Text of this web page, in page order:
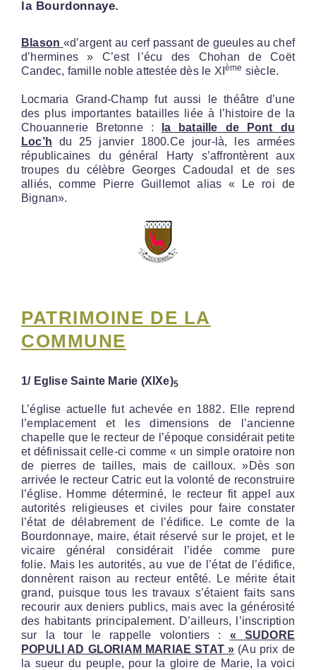
la Bourdonnaye.
Blason «d’argent au cerf passant de gueules au chef
d’hermines » C’est l’écu des Chohan de Coët
Candec, famille noble attestée dès le XI ème siècle.
Locmaria Grand-Champ fut aussi le théâtre d’une
des plus importantes batailles liée à l’histoire de la
Chouannerie Bretonne :
la bataille de Pont du
Loc’h du 25 janvier 1800.Ce jour-là, les armées
républicaines du général Harty s’affrontèrent aux
troupes du célèbre Georges Cadoudal et de ses
alliés, comme Pierre Guillemot alias « Le roi de
Bignan».
PATRIMOINE DE LA
COMMUNE
1/ Eglise Sainte Marie (XIXe)5
L’église actuelle fut achevée en 1882. Elle reprend
l’emplacement et les dimensions de l’ancienne
chapelle que le recteur de l’époque considérait petite
et définissait celle-ci comme « un simple oratoire non
de pierres de tailles, mais de cailloux. »Dès son
arrivée le recteur Catric eut la volonté de reconstruire
l’église. Homme déterminé, le recteur fit appel aux
autorités religieuses et civiles pour faire constater
l’état de délabrement de l’édifice. Le comte de la
Bourdonnaye, maire, était réservé sur le projet, et le
vicaire général considérait l’idée comme pure
folie. Mais les autorités, au vue de l’état de l’édifice,
donnèrent raison au recteur entêté. Le mérite était
grand, puisque tous les travaux s’étaient faits sans
recourir aux deniers publics, mais avec la générosité
des habitants principalement. D’ailleurs, l’inscription
sur la tour le rappelle volontiers : « SUDORE
POPULI AD GLORIAM MARIAE STAT » (Au prix de
la sueur du peuple, pour la gloire de Marie, la voici